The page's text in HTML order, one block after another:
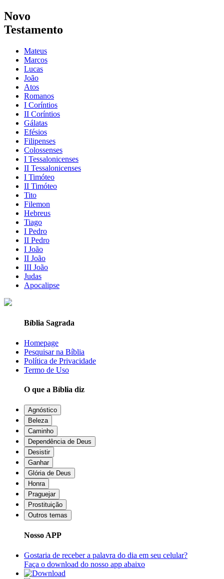
Novo
Testamento
Mateus
Marcos
Lucas
João
Atos
Romanos
I Coríntios
II Coríntios
Gálatas
Efésios
Filipenses
Colossenses
I Tessalonicenses
II Tessalonicenses
I Timóteo
II Timóteo
Tito
Filemon
Hebreus
Tiago
I Pedro
II Pedro
I João
II João
III João
Judas
Apocalipse
Bíblia Sagrada
Homepage
Pesquisar na Bíblia
Política de Privacidade
Termo de Uso
O que a Bíblia diz
Agnóstico
Beleza
Caminho
Dependência de Deus
Desistir
Ganhar
Glória de Deus
Honra
Praguejar
Prostituição
Outros temas
Nosso APP
Gostaria de receber a palavra do dia em seu celular?
Faça o download do nosso app abaixo